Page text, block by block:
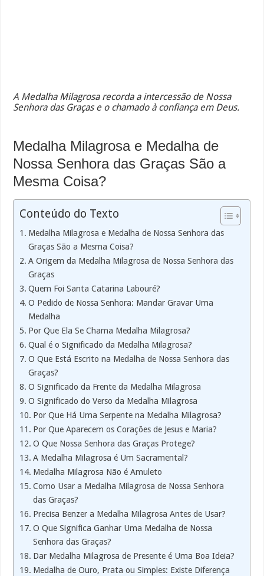
A Medalha Milagrosa recorda a intercessão de Nossa
Senhora das Graças e o chamado à confiança em Deus.
Medalha Milagrosa e Medalha de
Nossa Senhora das Graças São a
Mesma Coisa?
Conteúdo do Texto
Medalha Milagrosa e Medalha de Nossa Senhora das
Graças São a Mesma Coisa?
A Origem da Medalha Milagrosa de Nossa Senhora das
Graças
Quem Foi Santa Catarina Labouré?
O Pedido de Nossa Senhora: Mandar Gravar Uma
Medalha
Por Que Ela Se Chama Medalha Milagrosa?
Qual é o Significado da Medalha Milagrosa?
O Que Está Escrito na Medalha de Nossa Senhora das
Graças?
O Significado da Frente da Medalha Milagrosa
O Significado do Verso da Medalha Milagrosa
Por Que Há Uma Serpente na Medalha Milagrosa?
Por Que Aparecem os Corações de Jesus e Maria?
O Que Nossa Senhora das Graças Protege?
A Medalha Milagrosa é Um Sacramental?
Medalha Milagrosa Não é Amuleto
Como Usar a Medalha Milagrosa de Nossa Senhora
das Graças?
Precisa Benzer a Medalha Milagrosa Antes de Usar?
O Que Significa Ganhar Uma Medalha de Nossa
Senhora das Graças?
Dar Medalha Milagrosa de Presente é Uma Boa Ideia?
Medalha de Ouro, Prata ou Simples: Existe Diferença